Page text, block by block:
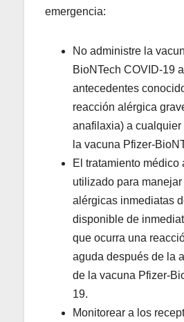
emergencia:
No administre la
BioNTech COVID-19
antecedentes
reacción alérgica
anafilaxia) a
la vacuna Pfizer-
El tratamiento médico
utilizado para
alérgicas inmediatas
disponible de
que ocurra una
aguda después de la
de la vacuna Pfizer-
19.
Monitorear a los